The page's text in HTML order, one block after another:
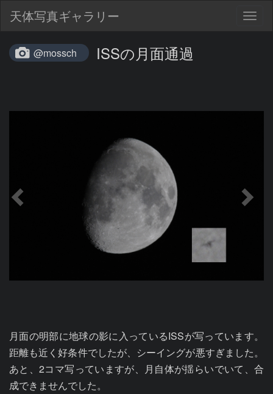
天体写真ギャラリー
@mossch ISSの月面通過
月面の明部に地球の影に入っているISSが写っています。
距離も近く好条件でしたが、シーイングが悪すぎました。
あと、2コマ写っていますが、月自体が揺らいでいて、合
成できませんでした。